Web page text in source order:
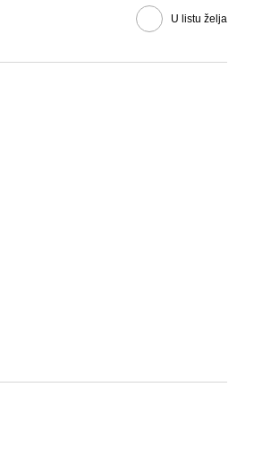
U listu želja